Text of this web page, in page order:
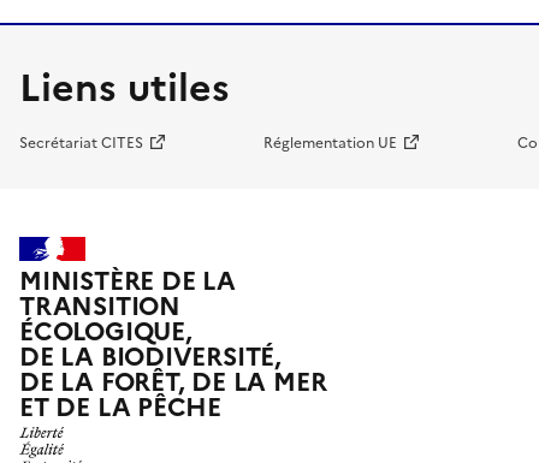
Liens utiles
Secrétariat CITES Réglementation UE
MINISTÈRE DE LA
TRANSITION
ÉCOLOGIQUE,
DE LA BIODIVERSITÉ,
DE LA FORÊT, DE LA MER
ET DE LA PÊCHE